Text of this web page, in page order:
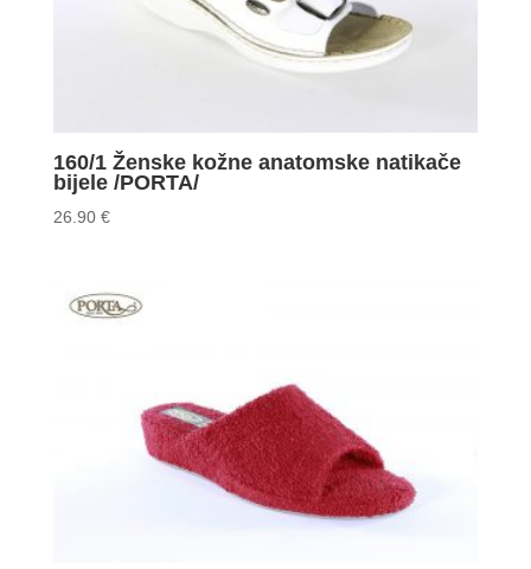
160/1 Ženske kožne anatomske natikače
bijele /PORTA/
26.90 €